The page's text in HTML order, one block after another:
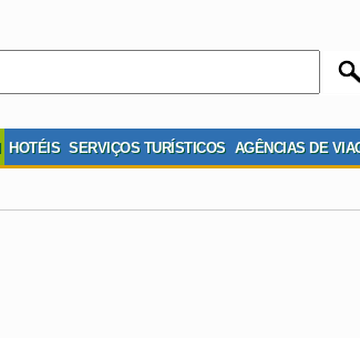
HOTÉIS SERVIÇOS TURÍSTICOS AGÊNCIAS DE